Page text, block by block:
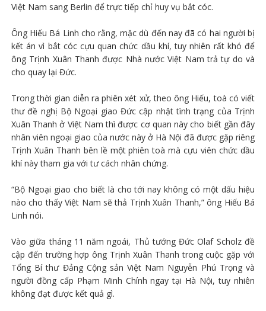
Việt Nam sang Berlin để trực tiếp chỉ huy vụ bắt cóc.
Ông Hiếu Bá Linh cho rằng, mặc dù đến nay đã có hai người bị
kết án vì bắt cóc cựu quan chức dầu khí, tuy nhiên rất khó để
ông Trịnh Xuân Thanh được Nhà nước Việt Nam trả tự do và
cho quay lại Đức.
Trong thời gian diễn ra phiên xét xử, theo ông Hiếu, toà có viết
thư đề nghị Bộ Ngoại giao Đức cập nhật tình trạng của Trịnh
Xuân Thanh ở Việt Nam thì được cơ quan này cho biết gần đây
nhân viên ngoại giao của nước này ở Hà Nội đã được gặp riêng
Trịnh Xuân Thanh bên lề một phiên toà mà cựu viên chức dầu
khí này tham gia với tư cách nhân chứng.
“Bộ Ngoại giao cho biết là cho tới nay không có một dấu hiệu
nào cho thấy Việt Nam sẽ thả Trịnh Xuân Thanh,” ông Hiếu Bá
Linh nói.
Vào giữa tháng 11 năm ngoái, Thủ tướng Đức Olaf Scholz đề
cập đến trường hợp ông Trịnh Xuân Thanh trong cuộc gặp với
Tổng Bí thư Đảng Cộng sản Việt Nam Nguyễn Phú Trọng và
người đồng cấp Phạm Minh Chính ngay tại Hà Nội, tuy nhiên
không đạt được kết quả gì.